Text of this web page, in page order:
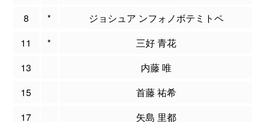
8
* ジョシュア ンフォノボテミトペ
11
*
三好 青花
13
内藤 唯
15
首藤 祐希
17
矢島 里都